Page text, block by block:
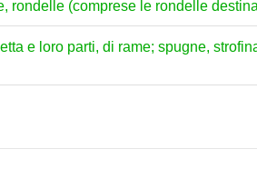
rondelle (comprese le rondelle
e loro parti, di rame; spugne,